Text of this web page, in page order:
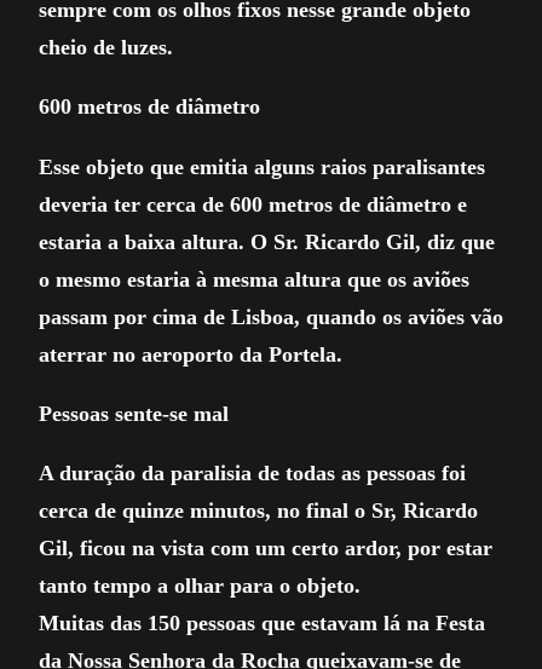
sempre com os olhos fixos nesse grande objeto
cheio de luzes.
600 metros de diâmetro
Esse objeto que emitia alguns raios paralisantes
deveria ter cerca de 600 metros de diâmetro e
estaria a baixa altura. O Sr. Ricardo Gil, diz que
o mesmo estaria à mesma altura que os aviões
passam por cima de Lisboa, quando os aviões vão
aterrar no aeroporto da Portela.
Pessoas sente-se mal
A duração da paralisia de todas as pessoas foi
cerca de quinze minutos, no final o Sr, Ricardo
Gil, ficou na vista com um certo ardor, por estar
tanto tempo a olhar para o objeto.
Muitas das 150 pessoas que estavam lá na Festa
da Nossa Senhora da Rocha queixavam-se de